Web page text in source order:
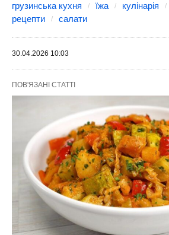
грузинська кухня їжа кулінарія
рецепти
салати
30.04.2026 10:03
ПОВ'ЯЗАНІ СТАТТІ